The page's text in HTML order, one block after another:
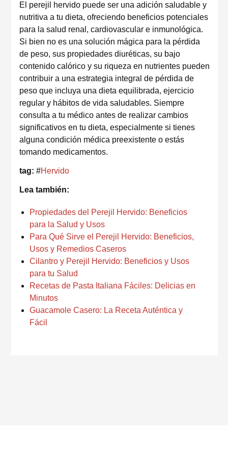
El perejil hervido puede ser una adición saludable y
nutritiva a tu dieta, ofreciendo beneficios potenciales
para la salud renal, cardiovascular e inmunológica.
Si bien no es una solución mágica para la pérdida
de peso, sus propiedades diuréticas, su bajo
contenido calórico y su riqueza en nutrientes pueden
contribuir a una estrategia integral de pérdida de
peso que incluya una dieta equilibrada, ejercicio
regular y hábitos de vida saludables. Siempre
consulta a tu médico antes de realizar cambios
significativos en tu dieta, especialmente si tienes
alguna condición médica preexistente o estás
tomando medicamentos.
tag: #Hervido
Lea también:
Propiedades del Perejil Hervido: Beneficios
para la Salud y Usos
Para Qué Sirve el Perejil Hervido: Beneficios,
Usos y Remedios Caseros
Cilantro y Perejil Hervido: Beneficios y Usos
para tu Salud
Recetas de Pasta Italiana Fáciles: Delicias en
Minutos
Guacamole Casero: La Receta Auténtica y
Fácil